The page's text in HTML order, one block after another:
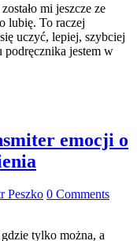
mi jeszcze ze
lubię. To raczej
uczyć, lepiej, szybciej
podręcznika jestem w
emocji o
Peszko 0 Comments
gdzie tylko można, a